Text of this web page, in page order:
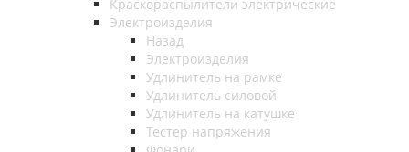
Краскораспылители электрические
Электроизделия
Назад
Электроизделия
Удлинитель на рамке
Удлинитель силовой
Удлинитель на катушке
Тестер напряжения